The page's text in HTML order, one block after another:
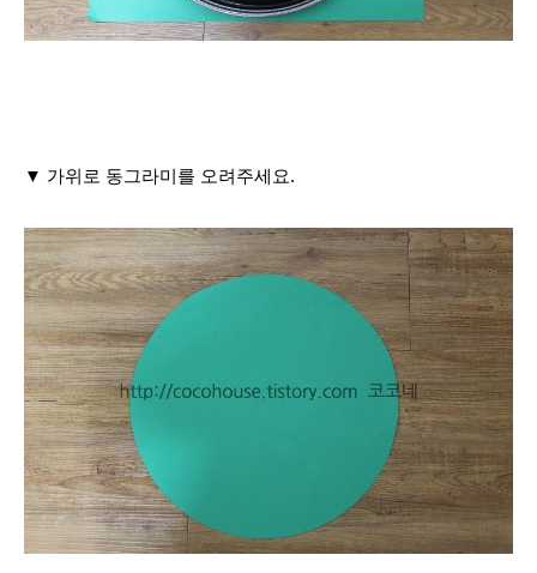
▼ 가위로 동그라미를 오려주세요.